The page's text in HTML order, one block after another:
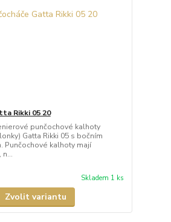
Rikki 05 20
punčochové kalhoty
Gatta Rikki 05 s bočním
Punčochové kalhoty mají
Skladem 1 ks
Zvolit variantu